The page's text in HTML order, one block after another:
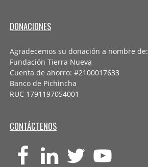
DONACIONES
Agradecemos su donación a nombre de:
Fundación Tierra Nueva
Cuenta de ahorro: #2100017633
Banco de Pichincha
RUC 1791197054001
CONTÁCTENOS